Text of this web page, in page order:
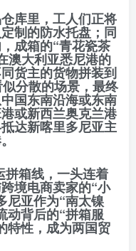
库里，工人们正将
制的防水托盘；同
成箱的“青花瓷茶
澳大利亚悉尼港的
货主的货物拼装到
分散的场景，最终
国东南沿海或东南
或新西兰奥克兰港
达新喀里多尼亚主
拼箱线，一头连着
境电商卖家的“小
尼亚作为“南太镍
动背后的“拼箱服
特性，成为两国贸